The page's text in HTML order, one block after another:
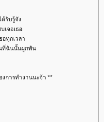
ด้รับรู้จัง
จอเธอ
อทุกเวลา
นที่ฉันนั้นผูกพัน
การทำงานนะจ้า **